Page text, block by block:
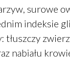
surowe
indeksie
nabiału